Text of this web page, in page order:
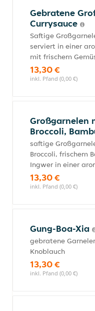
Gebratene
Currysauce
Saftige
serviert in einer
mit frischem
13,30 €
inkl. Pfand (0,00 €)
Großgarnelen
Broccoli,
saftige
Broccoli, frischem
Ingwer in einer
13,30 €
inkl. Pfand (0,00 €)
Gung-Boa-Xia
gebratene
Knoblauch
13,30 €
inkl. Pfand (0,00 €)